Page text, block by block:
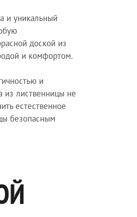
и уникальный
доской из
и комфортом.
и
из лиственницы не
естественное
безопасным